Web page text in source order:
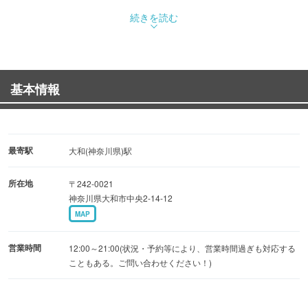
続きを読む
基本情報
最寄駅 大和(神奈川県)駅
所在地
〒242-0021
神奈川県大和市中央2-14-12
MAP
営業時間
12:00～21:00(状況・予約等により、営業時間過ぎも対応する
こともある。ご問い合わせください！)